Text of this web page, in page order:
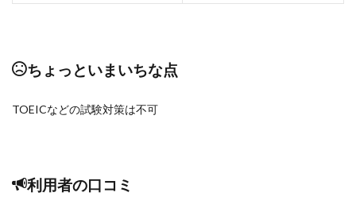
ちょっといまいちな点
TOEICなどの試験対策は不可
利用者の口コミ